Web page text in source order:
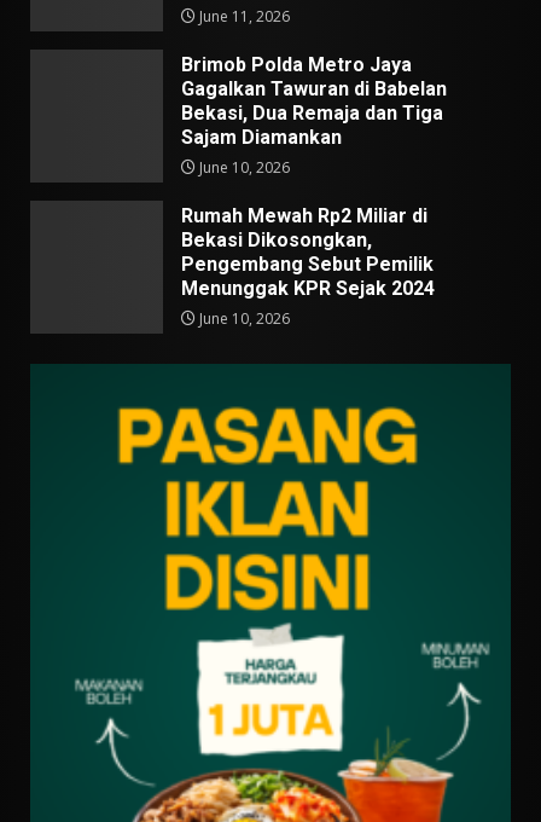
June 11, 2026
Brimob Polda Metro Jaya
Gagalkan Tawuran di Babelan
Bekasi, Dua Remaja dan Tiga
Sajam Diamankan
June 10, 2026
Rumah Mewah Rp2 Miliar di
Bekasi Dikosongkan,
Pengembang Sebut Pemilik
Menunggak KPR Sejak 2024
June 10, 2026